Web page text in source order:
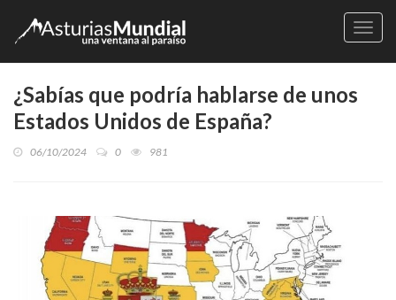
¿Sabías que podría hablarse de unos
Estados Unidos de España?
06/10/2024 0 981